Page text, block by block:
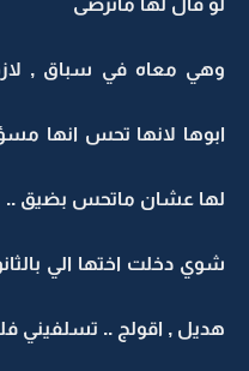
لو قال لها ماترضى
وهي معاه في سباق ,
ابوها لانها تحس انها
لها عشان ماتحس بضيق ..
شوي دخلت اختها الي
هديل , اقولج .. تسلفيني